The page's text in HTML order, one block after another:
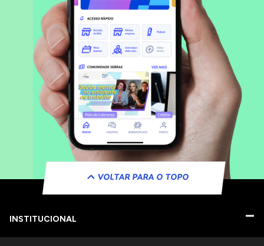
VOLTAR PARA O TOPO
INSTITUCIONAL